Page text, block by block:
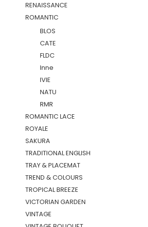
RENAISSANCE
ROMANTIC
BLOS
CATE
FLDC
Inne
IVIE
NATU
RMR
ROMANTIC LACE
ROYALE
SAKURA
TRADITIONAL ENGLISH
TRAY & PLACEMAT
TREND & COLOURS
TROPICAL BREEZE
VICTORIAN GARDEN
VINTAGE